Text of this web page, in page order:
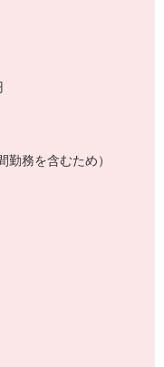
社したクルーの研修など
け渡しはほとんどありま
初めての方でも大丈夫！
るので安心してくださ
務を含むため）